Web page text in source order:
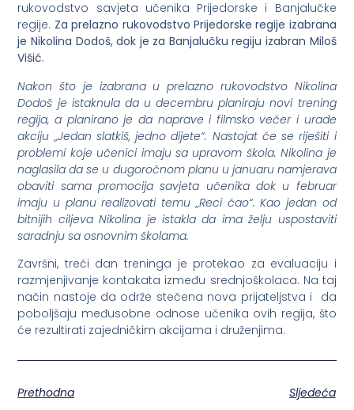
rukovodstvo savjeta učenika Prijedorske i Banjalučke
regije. Za prelazno rukovodstvo Prijedorske regije izabrana
je Nikolina Dodoš, dok je za Banjalučku regiju izabran Miloš
Višić.
Nakon što je izabrana u prelazno rukovodstvo Nikolina
Dodoš je istaknula da u decembru planiraju novi trening
regija, a planirano je da naprave i filmsko večer i urade
akciju „Jedan slatkiš, jedno dijete“. Nastojat će se riješiti i
problemi koje učenici imaju sa upravom škola. Nikolina je
naglasila da se u dugoročnom planu u januaru namjerava
obaviti sama promocija savjeta učenika dok u februar
imaju u planu realizovati temu „Reci ćao“. Kao jedan od
bitnijih ciljeva Nikolina je istakla da ima želju uspostaviti
saradnju sa osnovnim školama.
Završni, treći dan treninga je protekao za evaluaciju i
razmjenjivanje kontakata između srednjoškolaca. Na taj
način nastoje da održe stečena nova prijateljstva i da
poboljšaju međusobne odnose učenika ovih regija, što
će rezultirati zajedničkim akcijama i druženjima.
Prethodna Sljedeća